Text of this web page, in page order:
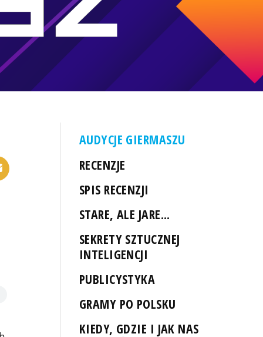
AUDYCJE GIERMASZU
RECENZJE
SPIS RECENZJI
STARE, ALE JARE...
SEKRETY SZTUCZNEJ
INTELIGENCJI
PUBLICYSTYKA
GRAMY PO POLSKU
KIEDY, GDZIE I JAK NAS